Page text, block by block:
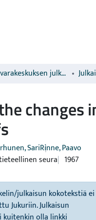
Luonnonvarakeskuksen julkaisut
changes
SariRinne, Paavo
seura 1967
julkaisun kokotekstiä ei
Jukuriin. Julkaisun
kuitenkin olla linkki